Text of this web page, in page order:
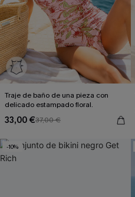
Traje de baño de una pieza con
delicado estampado floral.
33,00 €37,00 €
-10%